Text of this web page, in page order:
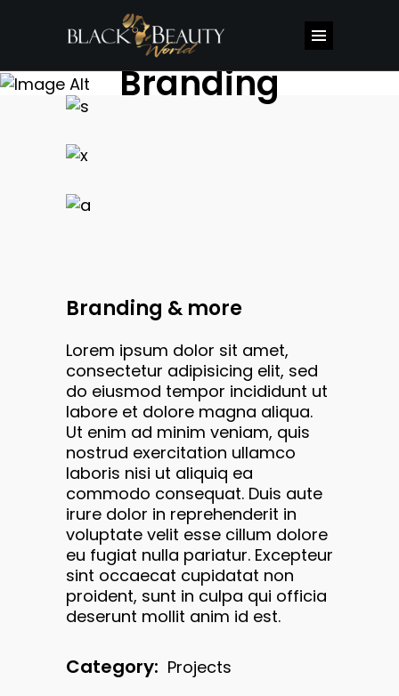
Branding
Branding & more
Lorem ipsum dolor sit amet,
consectetur adipisicing elit, sed
do eiusmod tempor incididunt ut
labore et dolore magna aliqua.
Ut enim ad minim veniam, quis
nostrud exercitation ullamco
laboris nisi ut aliquiq ea
commodo consequat. Duis aute
irure dolor in reprehenderit in
voluptate velit esse cillum dolore
eu fugiat nulla pariatur. Excepteur
sint occaecat cupidatat non
proident, sunt in culpa qui officia
deserunt mollit anim id est.
Category: Projects